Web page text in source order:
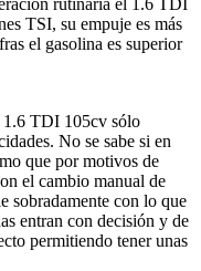
TSI, su empuje es más
el gasolina es superior
1.6 TDI 105cv sólo
No se sabe si en
que por motivos de
el cambio manual de
sobradamente con lo que
entran con decisión y de
permitiendo tener unas